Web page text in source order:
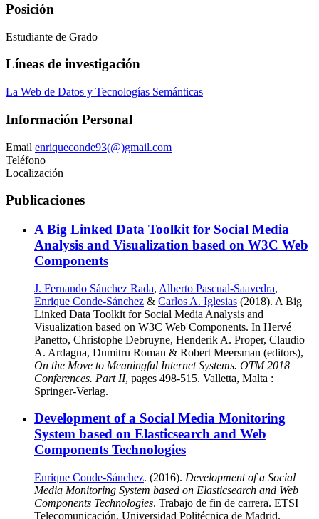
Posición
Estudiante de Grado
Líneas de investigación
La Web de Datos y Tecnologías Semánticas
Información Personal
Email enriqueconde93(@)gmail.com
Teléfono
Localización
Publicaciones
A Big Linked Data Toolkit for Social Media
Analysis and Visualization based on W3C Web
Components
J. Fernando Sánchez Rada, Alberto Pascual-Saavedra,
Enrique Conde-Sánchez & Carlos A. Iglesias (2018). A Big
Linked Data Toolkit for Social Media Analysis and
Visualization based on W3C Web Components. In Hervé
Panetto, Christophe Debruyne, Henderik A. Proper, Claudio
A. Ardagna, Dumitru Roman & Robert Meersman (editors),
On the Move to Meaningful Internet Systems. OTM 2018
Conferences. Part II, pages 498-515. Valletta, Malta :
Springer-Verlag.
Development of a Social Media Monitoring
System based on Elasticsearch and Web
Components Technologies
Enrique Conde-Sánchez. (2016). Development of a Social
Media Monitoring System based on Elasticsearch and Web
Components Technologies. Trabajo de fin de carrera. ETSI
Telecomunicación, Universidad Politécnica de Madrid.